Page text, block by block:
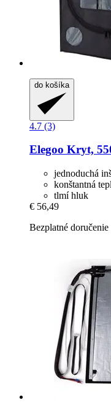
do košíka
4.7 (3)
Elegoo Kryt,
jednoduchá
konštantná
tlmí hluk
€ 56,49
Bezplatné